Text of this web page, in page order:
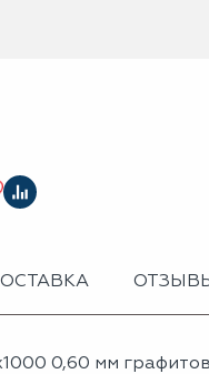
0,60 мм